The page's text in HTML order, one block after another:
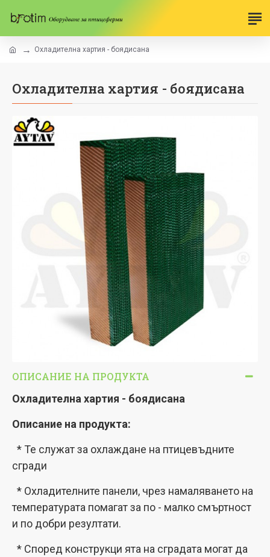
Охладителна хартия - боядисана
Охладителна хартия - боядисана
ОПИСАНИЕ НА ПРОДУКТА
Охладителна хартия - боядисана
Описание на продукта:
* Те служат за охлаждане на птицевъдните
сгради
* Охладителните панели, чрез намаляването на
температурата помагат за по - малко смъртност
и по добри резултати.
* Според конструкци ята на сградата могат да